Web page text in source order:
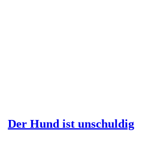
Der Hund ist unschuldig